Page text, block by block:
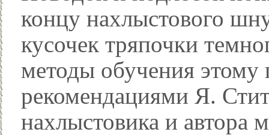
концу нахлыстового
кусочек тряпочки
методы обучения
рекомендациями Я.
нахлыстовика и автора